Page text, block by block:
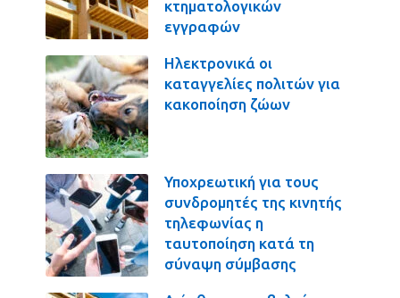
κτηματολογικών
εγγραφών
Ηλεκτρονικά οι
καταγγελίες πολιτών για
κακοποίηση ζώων
Υποχρεωτική για τους
συνδρομητές της κινητής
τηλεφωνίας η
ταυτοποίηση κατά τη
σύναψη σύμβασης